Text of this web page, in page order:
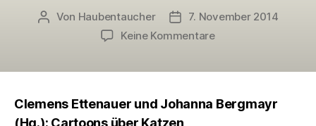
Beitragsautor
Von Haubentaucher Veröffentlichungsdatum
7. November 2014
Keine Kommentarezu
November
Clemens Ettenauer und Johanna Bergmayr
(Hg.): Cartoons über Katzen